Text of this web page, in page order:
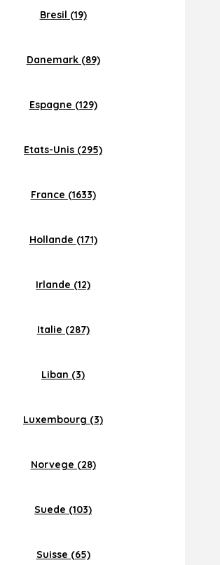
Bresil (19)
Danemark (89)
Espagne (129)
Etats-Unis (295)
France (1633)
Hollande (171)
Irlande (12)
Italie (287)
Liban (3)
Luxembourg (3)
Norvege (28)
Suede (103)
Suisse (65)